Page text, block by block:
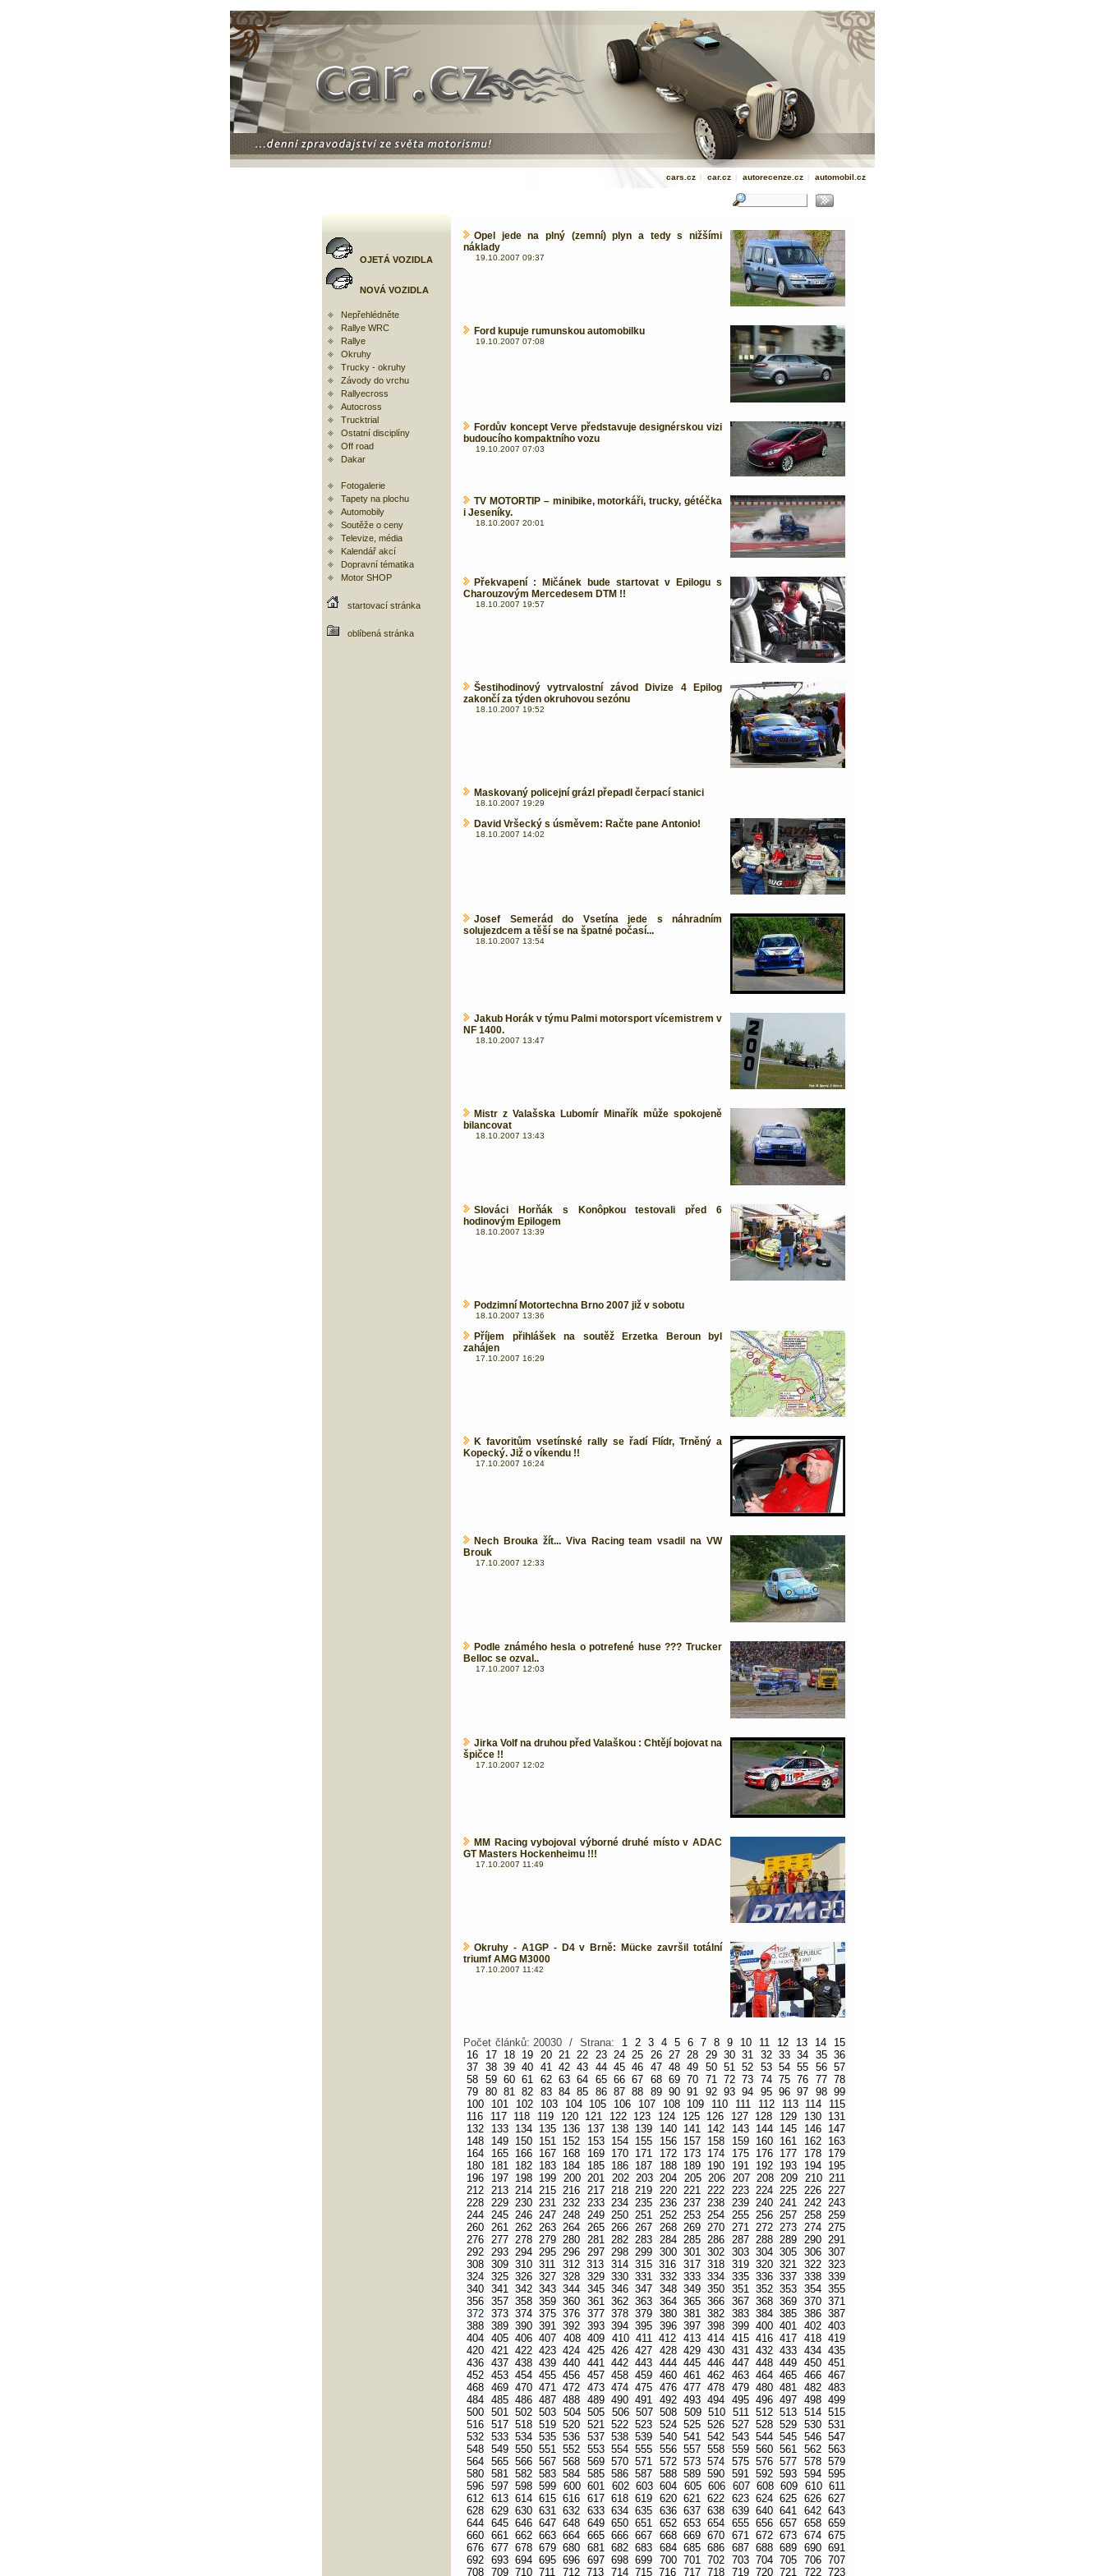
cars.cz | car.cz | autorecenze.cz | automobil.cz
OJETÁ VOZIDLA
NOVÁ VOZIDLA
Nepřehlédněte
Rallye WRC
Rallye
Okruhy
Trucky - okruhy
Závody do vrchu
Rallyecross
Autocross
Trucktrial
Ostatní disciplíny
Off road
Dakar
Fotogalerie
Tapety na plochu
Automobily
Soutěže o ceny
Televize, média
Kalendář akcí
Dopravní tématika
Motor SHOP
startovací stránka
oblíbená stránka
Opel jede na plný (zemní) plyn a tedy s nižšími
náklady
19.10.2007 09:37
Ford kupuje rumunskou automobilku
19.10.2007 07:08
Fordův koncept Verve představuje designérskou vizi
budoucího kompaktního vozu
19.10.2007 07:03
TV MOTORTIP – minibike, motorkáři, trucky, gétéčka
i Jeseníky.
18.10.2007 20:01
Překvapení : Mičánek bude startovat v Epilogu s
Charouzovým Mercedesem DTM !!
18.10.2007 19:57
Šestihodinový vytrvalostní závod Divize 4 Epilog
zakončí za týden okruhovou sezónu
18.10.2007 19:52
Maskovaný policejní grázl přepadl čerpací stanici
18.10.2007 19:29
David Vršecký s úsměvem: Račte pane Antonio!
18.10.2007 14:02
Josef Semerád do Vsetína jede s náhradním
solujezdcem a těší se na špatné počasí...
18.10.2007 13:54
Jakub Horák v týmu Palmi motorsport vícemistrem v
NF 1400.
18.10.2007 13:47
Mistr z Valašska Lubomír Minařík může spokojeně
bilancovat
18.10.2007 13:43
Slováci Horňák s Konôpkou testovali před 6
hodinovým Epilogem
18.10.2007 13:39
Podzimní Motortechna Brno 2007 již v sobotu
18.10.2007 13:36
Příjem přihlášek na soutěž Erzetka Beroun byl
zahájen
17.10.2007 16:29
K favoritům vsetínské rally se řadí Flídr, Trněný a
Kopecký. Již o víkendu !!
17.10.2007 16:24
Nech Brouka žít... Viva Racing team vsadil na VW
Brouk
17.10.2007 12:33
Podle známého hesla o potrefené huse ??? Trucker
Belloc se ozval..
17.10.2007 12:03
Jirka Volf na druhou před Valaškou : Chtějí bojovat na
špičce !!
17.10.2007 12:02
MM Racing vybojoval výborné druhé místo v ADAC
GT Masters Hockenheimu !!!
17.10.2007 11:49
Okruhy - A1GP - D4 v Brně: Mücke završil totální
triumf AMG M3000
17.10.2007 11:42
Počet článků: 20030 / Strana: 1 2 3 4 5 6 7 8 9 10 11 12 13 14
15
16
17 18 19 20 21 22 23 24 25 26 27 28 29 30 31 32 33 34 35 36
37 38 39 40 41 42 43 44 45 46 47 48 49 50 51 52 53 54 55 56 57
58 59 60 61 62 63 64 65 66 67 68 69 70 71 72 73 74 75 76 77 78
79 80 81 82 83 84 85 86 87 88 89 90 91 92 93 94 95 96 97 98 99
100
101 102 103 104 105 106 107 108 109 110 111 112 113 114
115
116
117 118 119 120 121 122 123 124 125 126 127 128 129 130
131
132
133 134 135 136 137 138 139 140 141 142 143 144 145 146
147
148
149 150 151 152 153 154 155 156 157 158 159 160 161 162
163
164
165 166 167 168 169 170 171 172 173 174 175 176 177 178
179
180
181 182 183 184 185 186 187 188 189 190 191 192 193 194
195
196
197 198 199 200 201 202 203 204 205 206 207 208 209 210 211
212 213 214 215 216 217 218 219 220 221 222 223 224 225 226 227
228 229 230 231 232 233 234 235 236 237 238 239 240 241 242 243
244 245 246 247 248 249 250 251 252 253 254 255 256 257 258 259
260 261 262 263 264 265 266 267 268 269 270 271 272 273 274 275
276 277 278 279 280 281 282 283 284 285 286 287 288 289 290 291
292 293 294 295 296 297 298 299 300 301 302 303 304 305 306 307
308 309 310 311 312 313 314 315 316 317 318 319 320 321 322 323
324 325 326 327 328 329 330 331 332 333 334 335 336 337 338 339
340 341 342 343 344 345 346 347 348 349 350 351 352 353 354 355
356 357 358 359 360 361 362 363 364 365 366 367 368 369 370 371
372 373 374 375 376 377 378 379 380 381 382 383 384 385 386 387
388 389 390 391 392 393 394 395 396 397 398 399 400 401 402 403
404 405 406 407 408 409 410 411 412 413 414 415 416 417 418 419
420 421 422 423 424 425 426 427 428 429 430 431 432 433 434 435
436 437 438 439 440 441 442 443 444 445 446 447 448 449 450 451
452 453 454 455 456 457 458 459 460 461 462 463 464 465 466 467
468 469 470 471 472 473 474 475 476 477 478 479 480 481 482 483
484 485 486 487 488 489 490 491 492 493 494 495 496 497 498 499
500 501 502 503 504 505 506 507 508 509 510 511 512 513 514 515
516 517 518 519 520 521 522 523 524 525 526 527 528 529 530 531
532 533 534 535 536 537 538 539 540 541 542 543 544 545 546 547
548 549 550 551 552 553 554 555 556 557 558 559 560 561 562 563
564 565 566 567 568 569 570 571 572 573 574 575 576 577 578 579
580 581 582 583 584 585 586 587 588 589 590 591 592 593 594 595
596 597 598 599 600 601 602 603 604 605 606 607 608 609 610 611
612 613 614 615 616 617 618 619 620 621 622 623 624 625 626 627
628 629 630 631 632 633 634 635 636 637 638 639 640 641 642 643
644 645 646 647 648 649 650 651 652 653 654 655 656 657 658 659
660 661 662 663 664 665 666 667 668 669 670 671 672 673 674 675
676 677 678 679 680 681 682 683 684 685 686 687 688 689 690 691
692 693 694 695 696 697 698 699 700 701 702 703 704 705 706 707
708 709 710 711 712 713 714 715 716 717 718 719 720 721 722 723